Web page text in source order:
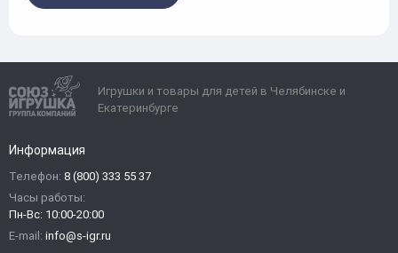
Игрушки и товары для детей в Челябинске и
Екатеринбурге
Информация
Телефон: 8 (800) 333 55 37
Часы работы:
Пн-Вс: 10:00-20:00
E-mail: info@s-igr.ru